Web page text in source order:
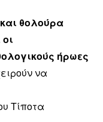
θολούρα
ήρωες
να
Τίποτα